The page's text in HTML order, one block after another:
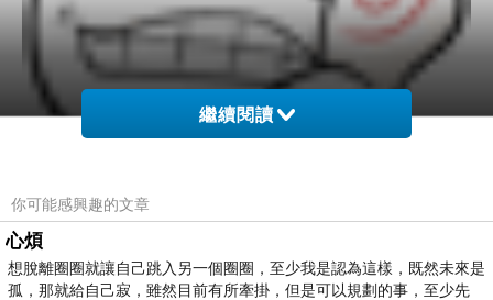
繼續閱讀
你可能感興趣的文章
心煩
想脫離圈圈就讓自己跳入另一個圈圈，至少我是認為這樣，既然未來是
孤，那就給自己寂，雖然目前有所牽掛，但是可以規劃的事，至少先